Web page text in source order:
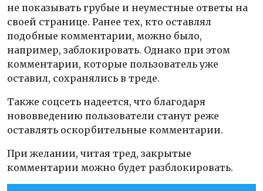
не показывать грубые и неуместные ответы на
своей странице. Ранее тех, кто оставлял
подобные комментарии, можно было,
например, заблокировать. Однако при этом
комментарии, которые пользователь уже
оставил, сохранялись в треде.
Также соцсеть надеется, что благодаря
нововведению пользователи станут реже
оставлять оскорбительные комментарии.
При желании, читая тред, закрытые
комментарии можно будет разблокировать.